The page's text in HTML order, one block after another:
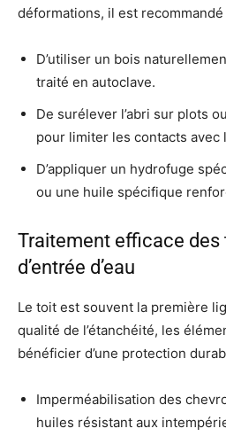
déformations, il est recommandé
D’utiliser un bois
traité en autoclave.
De surélever l’abri sur plots
pour limiter les contacts avec
D’appliquer un hydrofuge
ou une huile spécifique
Traitement efficace
d’entrée d’eau
Le toit est souvent la première
qualité de l’étanchéité, les
bénéficier d’une protection
Imperméabilisation des
huiles résistant aux